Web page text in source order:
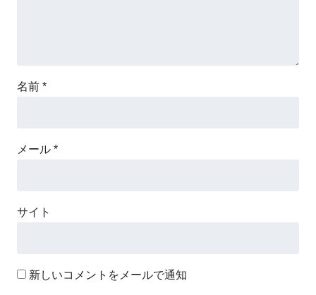
名前 *
メール *
サイト
新しいコメントをメールで通知